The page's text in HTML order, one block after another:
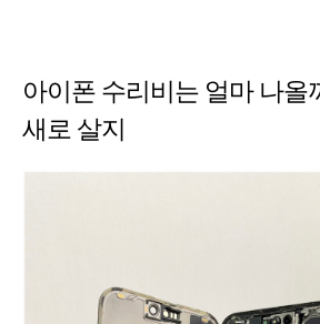
아이폰 수리비는 얼마 나올
새로 살지